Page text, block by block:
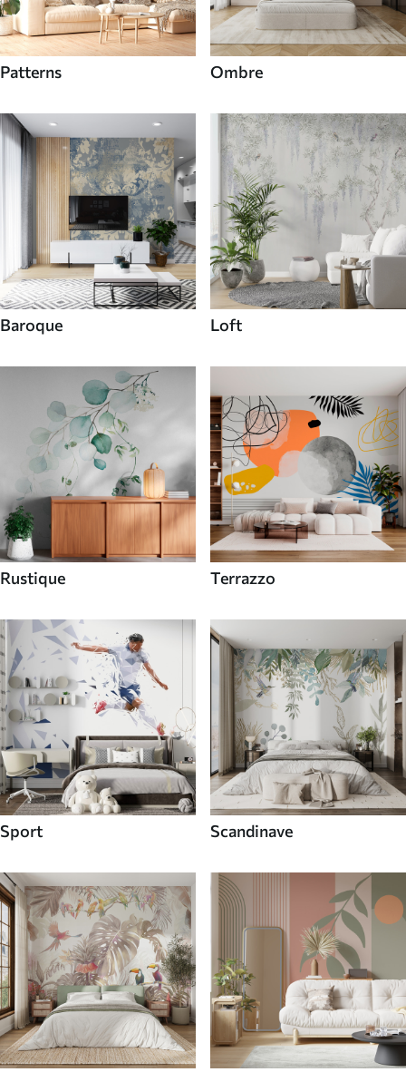
Patterns Ombre
Baroque Loft
Rustique Terrazzo
Sport Scandinave